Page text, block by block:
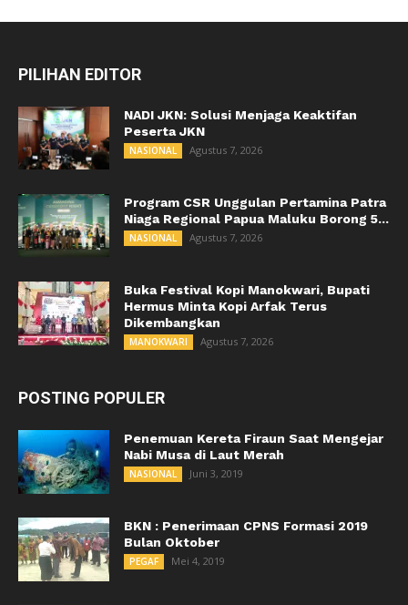
PILIHAN EDITOR
NADI JKN: Solusi Menjaga Keaktifan
Peserta JKN
NASIONAL Agustus 7, 2026
Program CSR Unggulan Pertamina Patra
Niaga Regional Papua Maluku Borong 5...
NASIONAL Agustus 7, 2026
Buka Festival Kopi Manokwari, Bupati
Hermus Minta Kopi Arfak Terus
Dikembangkan
MANOKWARI Agustus 7, 2026
POSTING POPULER
Penemuan Kereta Firaun Saat Mengejar
Nabi Musa di Laut Merah
NASIONAL Juni 3, 2019
BKN : Penerimaan CPNS Formasi 2019
Bulan Oktober
PEGAF Mei 4, 2019